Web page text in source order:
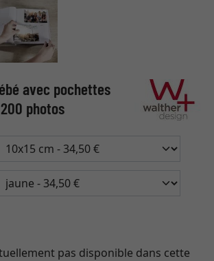
avec pochettes
photos
pas disponible dans cette